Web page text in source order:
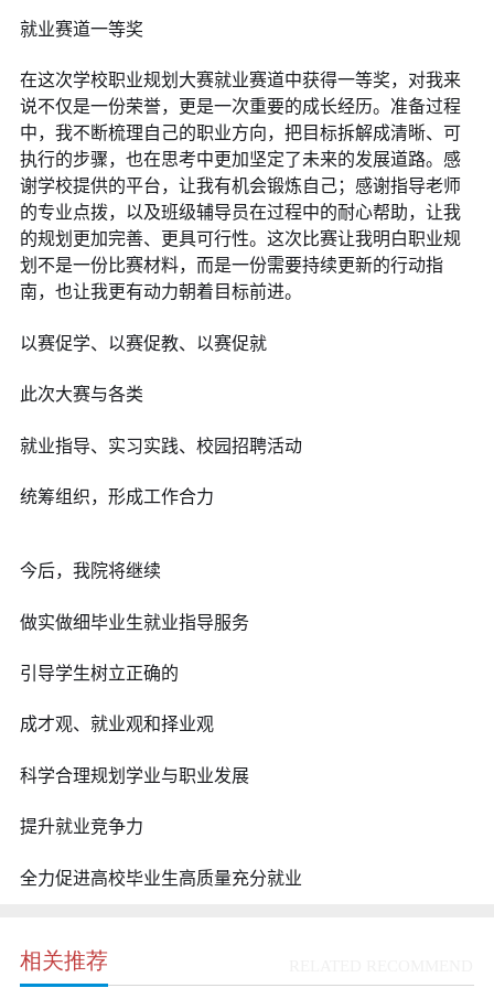
就业赛道一等奖
在这次学校职业规划大赛就业赛道中获得一等奖，对我来
说不仅是一份荣誉，更是一次重要的成长经历。准备过程
中，我不断梳理自己的职业方向，把目标拆解成清晰、可
执行的步骤，也在思考中更加坚定了未来的发展道路。感
谢学校提供的平台，让我有机会锻炼自己；感谢指导老师
的专业点拨，以及班级辅导员在过程中的耐心帮助，让我
的规划更加完善、更具可行性。这次比赛让我明白职业规
划不是一份比赛材料，而是一份需要持续更新的行动指
南，也让我更有动力朝着目标前进。
以赛促学、以赛促教、以赛促就
此次大赛与各类
就业指导、实习实践、校园招聘活动
统筹组织，形成工作合力
今后，我院将继续
做实做细毕业生就业指导服务
引导学生树立正确的
成才观、就业观和择业观
科学合理规划学业与职业发展
提升就业竞争力
全力促进高校毕业生高质量充分就业
相关推荐